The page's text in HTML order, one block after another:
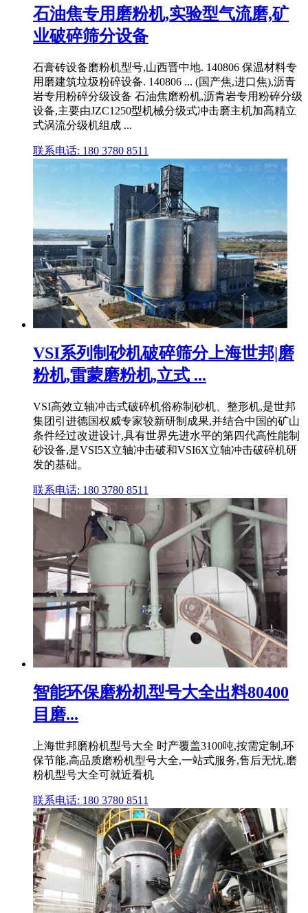
石油焦专用磨粉机,实验型气流磨,矿
业破碎筛分设备
石膏砖设备磨粉机型号,山西晋中地. 140806 保温材料专
用磨建筑垃圾粉碎设备. 140806 ... (国产焦,进口焦),沥青
岩专用粉碎分级设备 石油焦磨粉机,沥青岩专用粉碎分级
设备,主要由JZC1250型机械分级式冲击磨主机加高精立
式涡流分级机组成 ...
联系电话: 180 3780 8511
VSI系列制砂机破碎筛分上海世邦|磨
粉机,雷蒙磨粉机,立式 ...
VSI高效立轴冲击式破碎机俗称制砂机、整形机,是世邦
集团引进德国权威专家较新研制成果,并结合中国的矿山
条件经过改进设计,具有世界先进水平的第四代高性能制
砂设备,是VSI5X立轴冲击破和VSI6X立轴冲击破碎机研
发的基础。
联系电话: 180 3780 8511
智能环保磨粉机型号大全出料80400
目磨...
上海世邦磨粉机型号大全 时产覆盖3100吨,按需定制,环
保节能,高品质磨粉机型号大全,一站式服务,售后无忧,磨
粉机型号大全可就近看机
联系电话: 180 3780 8511